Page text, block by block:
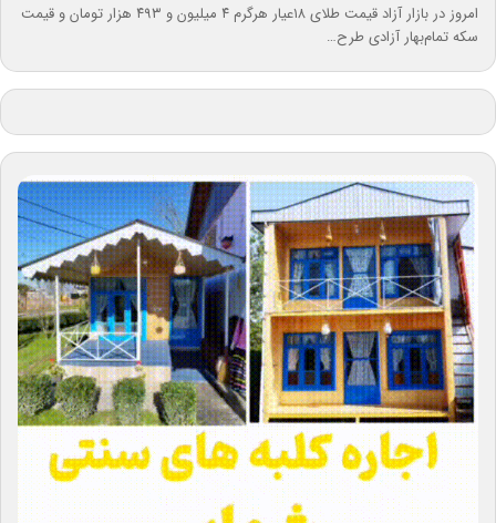
امروز در بازار آزاد قیمت طلای ۱۸عیار هرگرم ۴ میلیون و ۴۹۳ هزار تومان و قیمت
سکه تمام‌بهار آزادی طرح…